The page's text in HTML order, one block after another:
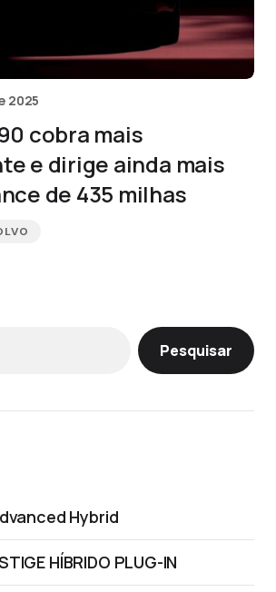
2025
cobra mais
e dirige ainda mais
de 435 milhas
Pesquisar
Hybrid
HÍBRIDO PLUG-IN